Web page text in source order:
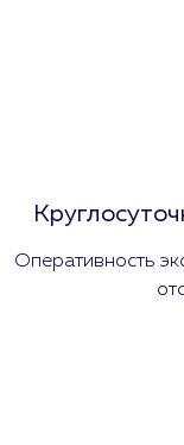
Оперативность